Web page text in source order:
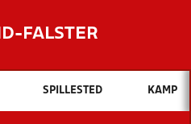
FALSTER
Hvad vil du søge efter?
INDHOLD OG NYHEDER
SPILLESTED KAMP